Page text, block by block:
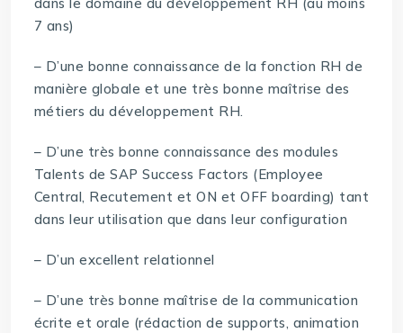
dans le domaine du développement RH (au moins
7 ans)
– D’une bonne connaissance de la fonction RH de
manière globale et une très bonne maîtrise des
métiers du développement RH.
– D’une très bonne connaissance des modules
Talents de SAP Success Factors (Employee
Central, Recutement et ON et OFF boarding) tant
dans leur utilisation que dans leur configuration
– D’un excellent relationnel
– D’une très bonne maîtrise de la communication
écrite et orale (rédaction de supports, animation